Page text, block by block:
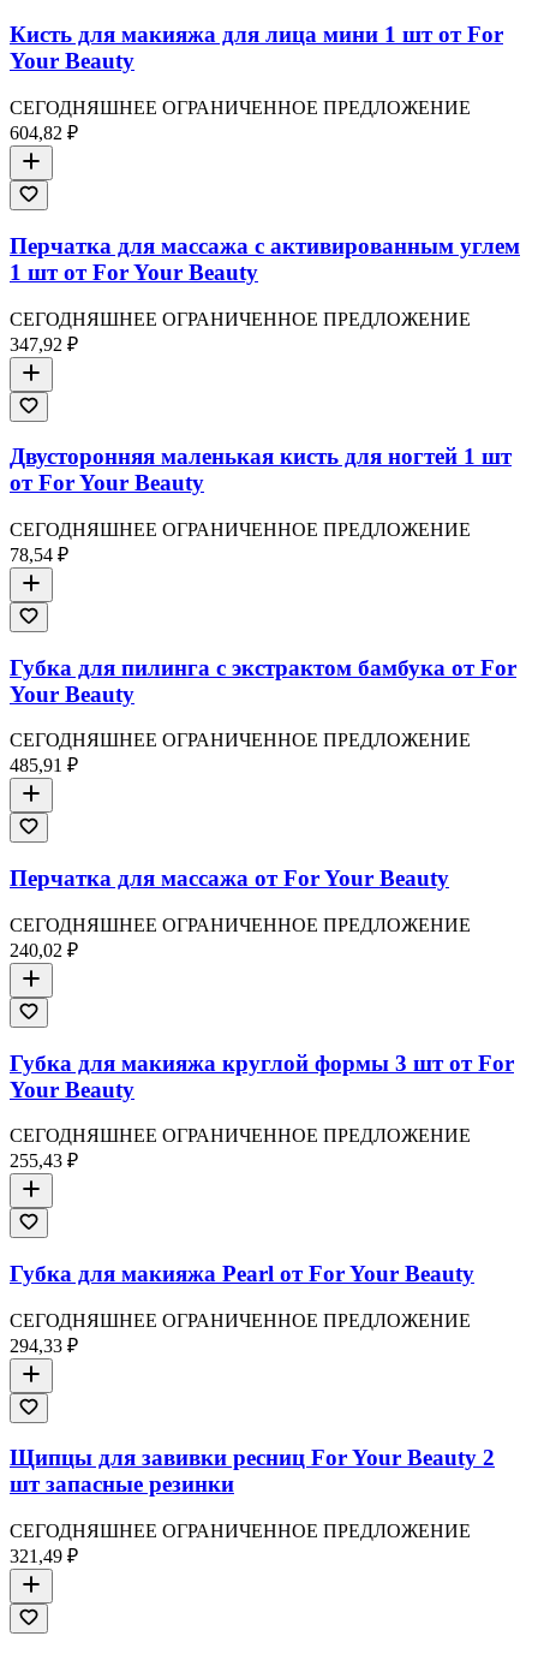
Кисть для макияжа для лица мини 1 шт от For
Your Beauty
СЕГОДНЯШНЕЕ ОГРАНИЧЕННОЕ ПРЕДЛОЖЕНИЕ
604,82 ₽
Перчатка для массажа с активированным углем
1 шт от For Your Beauty
СЕГОДНЯШНЕЕ ОГРАНИЧЕННОЕ ПРЕДЛОЖЕНИЕ
347,92 ₽
Двусторонняя маленькая кисть для ногтей 1 шт
от For Your Beauty
СЕГОДНЯШНЕЕ ОГРАНИЧЕННОЕ ПРЕДЛОЖЕНИЕ
78,54 ₽
Губка для пилинга с экстрактом бамбука от For
Your Beauty
СЕГОДНЯШНЕЕ ОГРАНИЧЕННОЕ ПРЕДЛОЖЕНИЕ
485,91 ₽
Перчатка для массажа от For Your Beauty
СЕГОДНЯШНЕЕ ОГРАНИЧЕННОЕ ПРЕДЛОЖЕНИЕ
240,02 ₽
Губка для макияжа круглой формы 3 шт от For
Your Beauty
СЕГОДНЯШНЕЕ ОГРАНИЧЕННОЕ ПРЕДЛОЖЕНИЕ
255,43 ₽
Губка для макияжа Pearl от For Your Beauty
СЕГОДНЯШНЕЕ ОГРАНИЧЕННОЕ ПРЕДЛОЖЕНИЕ
294,33 ₽
Щипцы для завивки ресниц For Your Beauty 2
шт запасные резинки
СЕГОДНЯШНЕЕ ОГРАНИЧЕННОЕ ПРЕДЛОЖЕНИЕ
321,49 ₽